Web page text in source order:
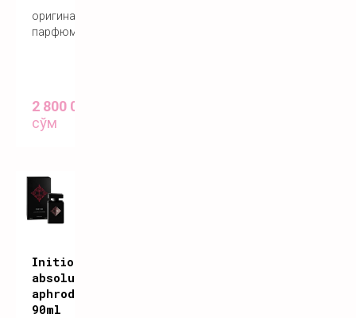
оригинальный
парфюм
2 800 000
сўм
Initio
absolute
aphrodisiac
90ml